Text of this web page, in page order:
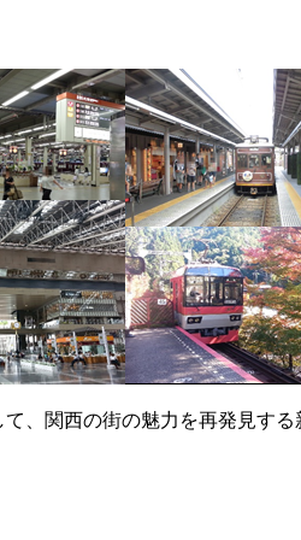
、関西の街の魅力を再発見す